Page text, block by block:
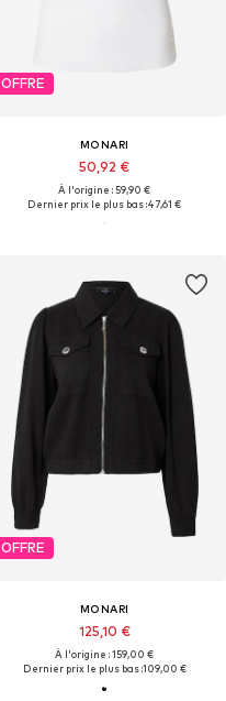
OFFRE
MONARI
50,92 €
À l'origine : 59,90 €
Dernier prix le plus bas :47,61 €
OFFRE
MONARI
125,10 €
À l'origine : 159,00 €
Dernier prix le plus bas :109,00 €